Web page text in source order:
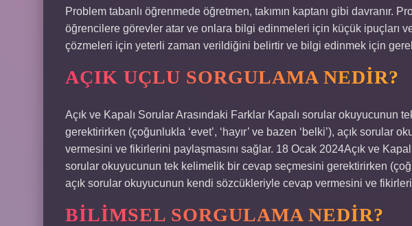
Problem tabanlı öğrenmede öğretmen, takımın kaptanı gibi davranır.
öğrencilere görevler atar ve onlara bilgi edinmeleri için küçük ipuçları
çözmeleri için yeterli zaman verildiğini belirtir ve bilgi edinmek için
AÇIK UÇLU SORGULAMA NEDIR?
Açık ve Kapalı Sorular Arasındaki Farklar Kapalı sorular okuyucunun
gerektirirken (çoğunlukla ‘evet’, ‘hayır’ ve bazen ‘belki’), açık sorular
vermesini ve fikirlerini paylaşmasını sağlar. 18 Ocak 2024Açık ve
sorular okuyucunun tek kelimelik bir cevap seçmesini gerektirirken
açık sorular okuyucunun kendi sözcükleriyle cevap vermesini ve
BILIMSEL SORGULAMA NEDIR?